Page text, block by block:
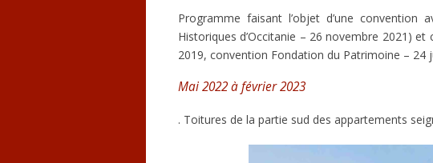
Programme faisant l’objet d’une convention
Historiques d’Occitanie – 26 novembre 2021)
2019, convention Fondation du Patrimoine – 24
Mai 2022 à février 2023
. Toitures de la partie sud des appartements